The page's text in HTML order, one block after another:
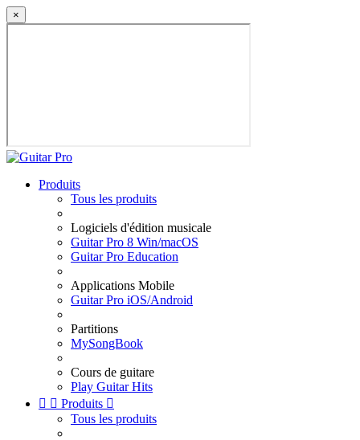
×
Produits
Tous les produits
Logiciels d'édition musicale
Guitar Pro 8 Win/macOS
Guitar Pro Education
Applications Mobile
Guitar Pro iOS/Android
Partitions
MySongBook
Cours de guitare
Play Guitar Hits
  Produits 
Tous les produits